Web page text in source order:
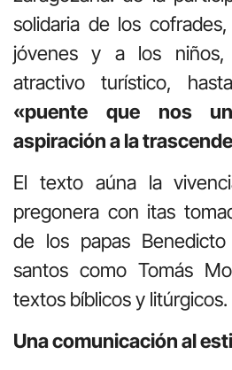
solidaria de los
jóvenes y a los niños,
atractivo turístico,
«puente que nos
aspiración a la
El texto aúna la
pregonera con itas
de los papas
santos como Tomás
textos bíblicos y litúrgicos.
Una comunicación al